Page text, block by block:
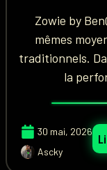
Zowie by
mêmes
traditionnels.
la
30 mai, 2026
Ascky